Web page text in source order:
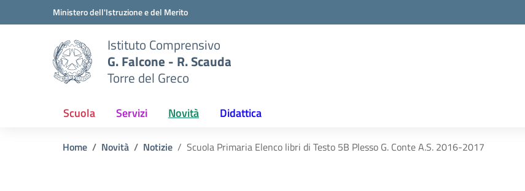
Vai ai contenuti
Vai al menu di navigazioneMinistero dell'Istruzione e del Merito
Istituto Comprensivo
G. Falcone - R. Scauda
Torre del Greco
Scuola Servizi Novità Didattica
Home Novità Notizie Scuola Primaria Elenco libri di Testo 5B Plesso G. Conte A.S. 2016-2017